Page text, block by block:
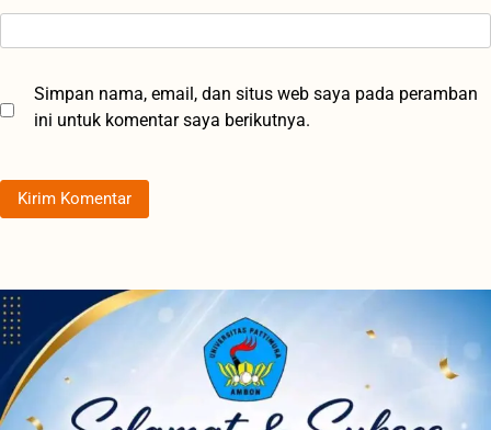
Simpan nama, email, dan situs web saya pada peramban
ini untuk komentar saya berikutnya.